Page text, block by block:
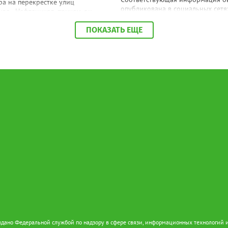
на перекрестке улиц
- Нефтяников, причем, он
ночью. Об этом сообщили в
сетях. "Отключите звуковой
факту - сирену!) у светофоров
на светофорных объектах
в соответствии с ГОСТ, при
с обществом слепых. "Их
опубликована в социальных
в заведении. Приходил человек и
рассказывал, как свою падчерицу
ПОКАЗАТЬ ЕЩЕ
Федеральной службой по надзору в сфере связи, информационных